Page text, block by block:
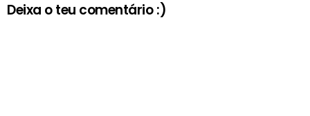
Deixa o teu comentário :)